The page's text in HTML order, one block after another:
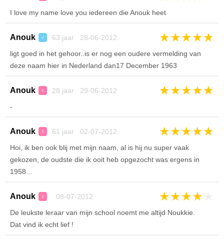
I love my name love you iedereen die Anouk heet
Anouk ♂ 63 jaar 28-06-2012 ★★★★★
ligt goed in het gehoor..is er nog een oudere vermelding van
deze naam hier in Nederland dan17 December 1963
Anouk ♀ 28 jaar 29-06-2012 ★★★★★
-
Anouk ♀ 61 jaar 02-07-2012 ★★★★★
Hoi, ik ben ook blij met mijn naam, al is hij nu super vaak
gekozen, de oudste die ik ooit heb opgezocht was ergens in
1958...
Anouk ♀ 08-07-2012 ★★★★
De leukste leraar van mijn school noemt me altijd Noukkie.
Dat vind ik echt lief !